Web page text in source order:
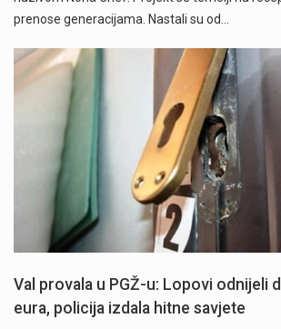
prenose generacijama. Nastali su od…
Val provala u PGŽ-u: Lopovi odnijeli
eura, policija izdala hitne savjete